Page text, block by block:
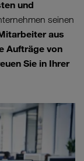
und
seinen
aus
Aufträge von
Sie in Ihrer